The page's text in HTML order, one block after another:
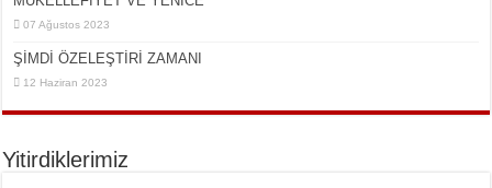
07 Ağustos 2023
ŞİMDİ ÖZELEŞTİRİ ZAMANI
12 Haziran 2023
Yitirdiklerimiz